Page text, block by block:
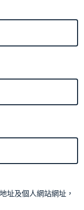
址及個人網站網址，